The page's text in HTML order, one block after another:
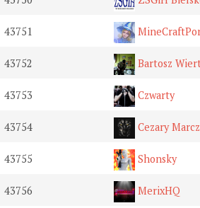
43751
43752 Bartosz
43753 Czwarty
43754 Cezary
43755 Shonsky
43756 MerixHQ